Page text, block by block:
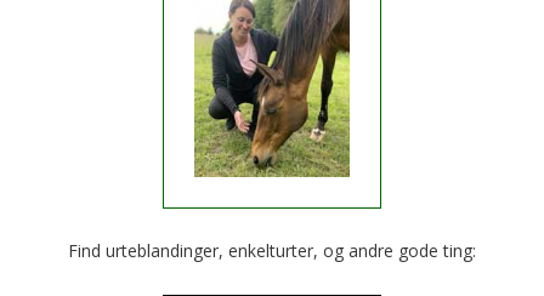
Find urteblandinger, enkelturter, og andre gode ting: